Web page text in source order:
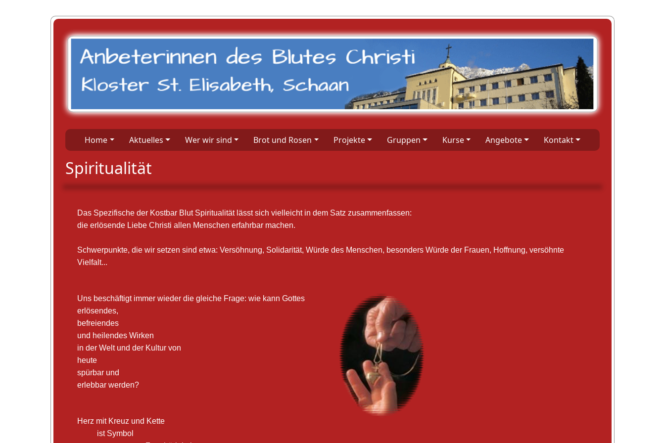
Home Aktuelles Wer wir sind Brot und Rosen Projekte Gruppen Kurse Angebote Kontakt
Spiritualität
Das Spezifische der Kostbar Blut Spiritualität lässt sich vielleicht in dem Satz zusammenfassen:
die erlösende Liebe Christi allen Menschen erfahrbar machen.
Schwerpunkte, die wir setzen sind etwa: Versöhnung, Solidarität, Würde des Menschen, besonders Würde der Frauen, Hoffnung, versöhnte
Vielfalt...
Uns beschäftigt immer wieder die gleiche Frage: wie kann Gottes
erlösendes,
befreiendes
und heilendes Wirken
in der Welt und der Kultur von
heute
spürbar und
erlebbar werden?
Herz mit Kreuz und Kette
ist Symbol